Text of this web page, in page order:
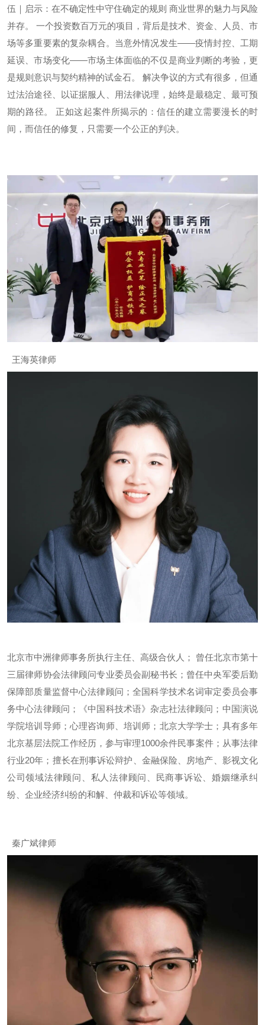
伍｜启示：在不确定性中守住确定的规则 商业世界的魅力与风险
并存。 一个投资数百万元的项目，背后是技术、资金、人员、市
场等多重要素的复杂耦合。当意外情况发生——疫情封控、工期
延误、市场变化——市场主体面临的不仅是商业判断的考验，更
是规则意识与契约精神的试金石。 解决争议的方式有很多，但通
过法治途径、以证据服人、用法律说理，始终是最稳定、最可预
期的路径。 正如这起案件所揭示的：信任的建立需要漫长的时
间，而信任的修复，只需要一个公正的判决。
王海英律师
北京市中洲律师事务所执行主任、高级合伙人； 曾任北京市第十
三届律师协会法律顾问专业委员会副秘书长；曾任中央军委后勤
保障部质量监督中心法律顾问；全国科学技术名词审定委员会事
务中心法律顾问；《中国科技术语》杂志社法律顾问；中国演说
学院培训导师；心理咨询师、培训师；北京大学学士；具有多年
北京基层法院工作经历，参与审理1000余件民事案件；从事法律
行业20年；擅长在刑事诉讼辩护、金融保险、房地产、影视文化
公司领域法律顾问、私人法律顾问、民商事诉讼、婚姻继承纠
纷、企业经济纠纷的和解、仲裁和诉讼等领域。
秦广斌律师